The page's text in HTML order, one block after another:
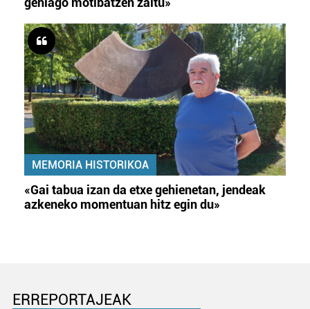
MEMORIA HISTORIKOA
«Gai tabua izan da etxe gehienetan, jendeak
azkeneko momentuan hitz egin du»
ERREPORTAJEAK